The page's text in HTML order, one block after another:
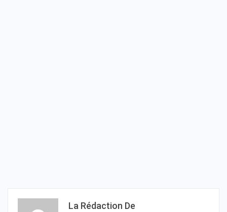
La Rédaction De